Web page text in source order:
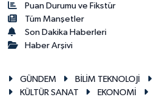
Puan Durumu ve Fikstür
Tüm Manşetler
Son Dakika Haberleri
Haber Arşivi
GÜNDEM BİLİM TEKNOLOJİ
KÜLTÜR SANAT
EKONOMİ